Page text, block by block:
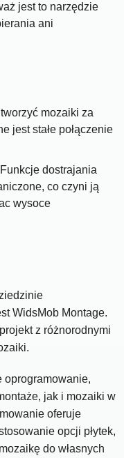
jest to narzędzie
ani
mozaiki za
jest stałe połączenie
Funkcje dostrajania
co czyni ją
wysoce
WidsMob Montage.
z różnorodnymi
oprogramowanie,
jak i mozaiki w
oferuje
opcji płytek,
do własnych